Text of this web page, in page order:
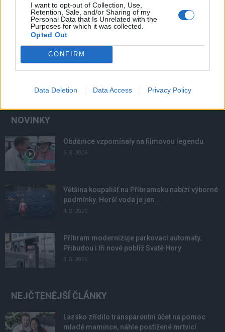
I want to opt-out of Collection, Use,
Retention, Sale, and/or Sharing of my
Personal Data that Is Unrelated with the
Purposes for which it was collected.
Opted Out
CONFIRM
Data Deletion Data Access Privacy Policy
NOVINKY
Obděnice vzpomínaly na filmovou legendu
6. 8. 2026
Většina koupališť na Příbramsku nabízí výborné
podmínky. Horší voda je jen...
4. 8. 2026
Příbram modernizuje parkovací automaty.
Přibudou i tři nové poblíž Svaté Hory
3. 8. 2026
NEJČTENĚJŠÍ ČLÁNKY
Lazsko zřídilo transparentní účet na pomoc
mladé mamince, náhle postižené mrtvicí